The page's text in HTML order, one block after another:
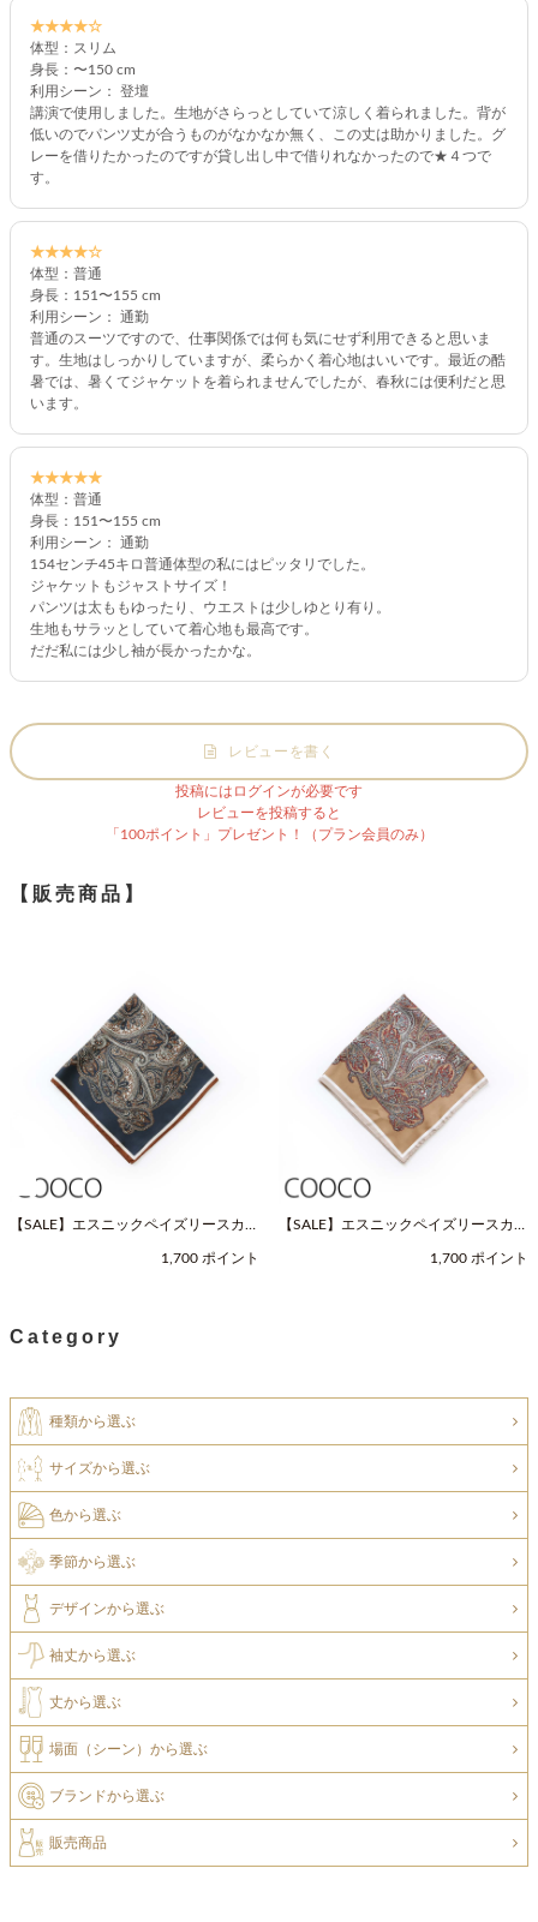
★★★★☆
体型：スリム
身長：〜150 cm
利用シーン： 登壇
講演で使用しました。生地がさらっとしていて涼しく着られました。背が
低いのでパンツ丈が合うものがなかなか無く、この丈は助かりました。グ
レーを借りたかったのですが貸し出し中で借りれなかったので★４つで
す。
★★★★☆
体型：普通
身長：151〜155 cm
利用シーン： 通勤
普通のスーツですので、仕事関係では何も気にせず利用できると思いま
す。生地はしっかりしていますが、柔らかく着心地はいいです。最近の酷
暑では、暑くてジャケットを着られませんでしたが、春秋には便利だと思
います。
★★★★★
体型：普通
身長：151〜155 cm
利用シーン： 通勤
154センチ45キロ普通体型の私にはピッタリでした。
ジャケットもジャストサイズ！
パンツは太ももゆったり、ウエストは少しゆとり有り。
生地もサラッとしていて着心地も最高です。
だだ私には少し袖が長かったかな。
レビューを書く
投稿にはログインが必要です
レビューを投稿すると
「100ポイント」プレゼント！（プラン会員のみ）
【販売商品】
【SALE】エスニックペイズリースカー
1,700 ポイント
【SALE】エスニックペイズリースカー
1,700 ポイント
Category
種類から選ぶ
サイズから選ぶ
色から選ぶ
季節から選ぶ
デザインから選ぶ
袖丈から選ぶ
丈から選ぶ
場面（シーン）から選ぶ
ブランドから選ぶ
販売商品